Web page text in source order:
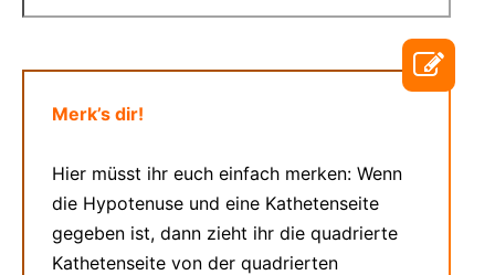
Merk’s dir!
Hier müsst ihr euch einfach merken: Wenn
die Hypotenuse und eine Kathetenseite
gegeben ist, dann zieht ihr die quadrierte
Kathetenseite von der quadrierten